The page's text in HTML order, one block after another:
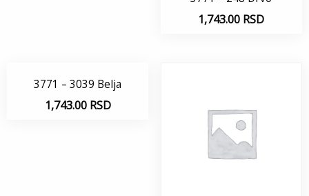
1,743.00 RSD
3771 – 3039 Belja
1,743.00 RSD